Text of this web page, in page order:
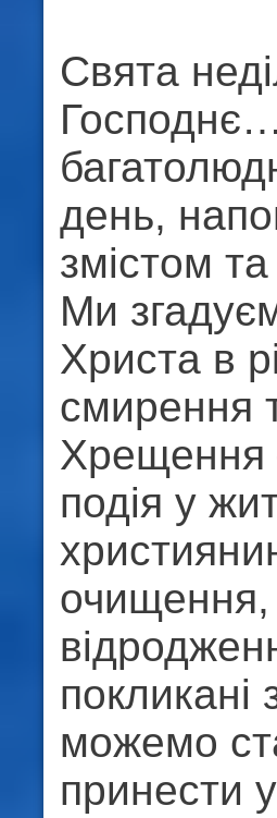
Свята
день,
змістом
Ми
Христа в
смирення
Хрещення
подія у
очищення,
покликані
можемо
принести